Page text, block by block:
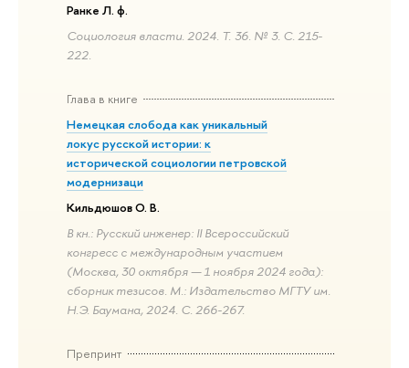
Ранке Л. ф.
Социология власти. 2024. Т. 36. № 3. С. 215-
222.
Глава в книге
Немецкая слобода как уникальный
локус русской истории: к
исторической социологии петровской
модернизаци
Кильдюшов О. В.
В кн.: Русский инженер: II Всероссийский
конгресс с международным участием
(Москва, 30 октября — 1 ноября 2024 года):
сборник тезисов. М.: Издательство МГТУ им.
Н.Э. Баумана, 2024. С. 266-267.
Препринт